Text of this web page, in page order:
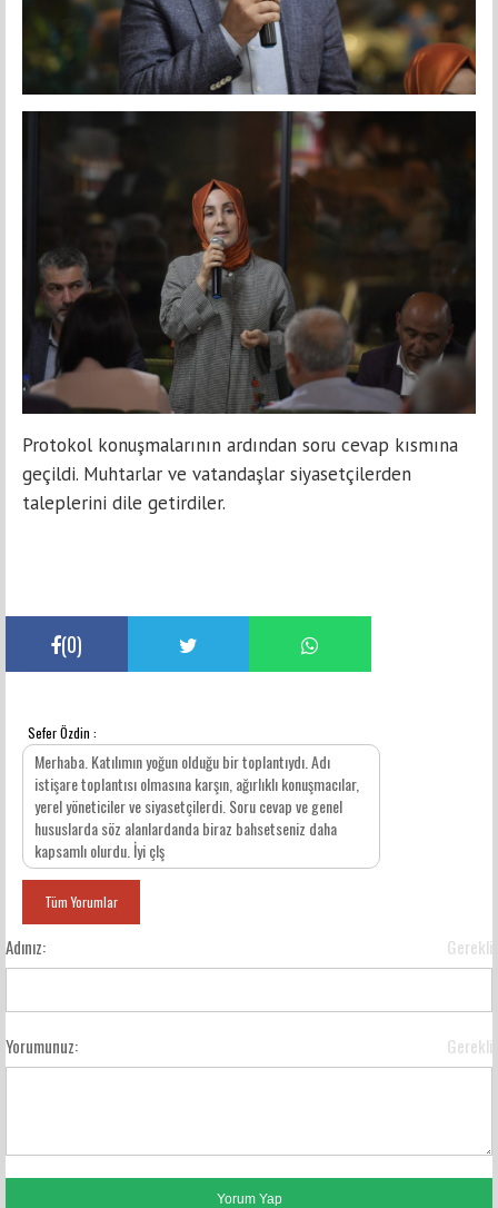
Protokol konuşmalarının ardından soru cevap kısmına
geçildi. Muhtarlar ve vatandaşlar siyasetçilerden
taleplerini dile getirdiler.
(0)
YORUMLAR
Sefer Özdin :
Merhaba. Katılımın yoğun olduğu bir toplantıydı. Adı
istişare toplantısı olmasına karşın, ağırlıklı konuşmacılar,
yerel yöneticiler ve siyasetçilerdi. Soru cevap ve genel
hususlarda söz alanlardanda biraz bahsetseniz daha
kapsamlı olurdu. İyi çlş
Tüm Yorumlar
Adınız: Gerekli
Yorumunuz: Gerekli